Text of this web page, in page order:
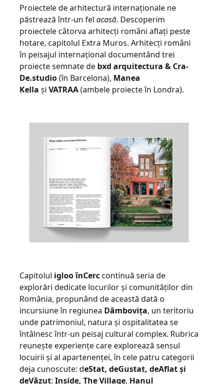
Proiectele de arhitectură internaționale ne
păstrează într-un fel acasă. Descoperim
proiectele câtorva arhitecți români aflați peste
hotare, capitolul Extra Muros. Arhitecți români
în peisajul internațional documentând trei
proiecte semnate de bxd arquitectura & Cra-
De.studio(în Barcelona), Manea
Kella și VATRAA(ambele proiecte în Londra).
Capitolul igloo înCerccontinuă seria de
explorări dedicate locurilor și comunităților din
România, propunând de această dată o
incursiune în regiunea Dâmbovița, un teritoriu
unde patrimoniul, natura și ospitalitatea se
întâlnesc într-un peisaj cultural complex. Rubrica
reunește experiențe care explorează sensul
locuirii și al apartenenței, în cele patru categorii
deja cunoscute: deStat, deGustat, deAflat și
deVăzut: Inside, The Village, Hanul